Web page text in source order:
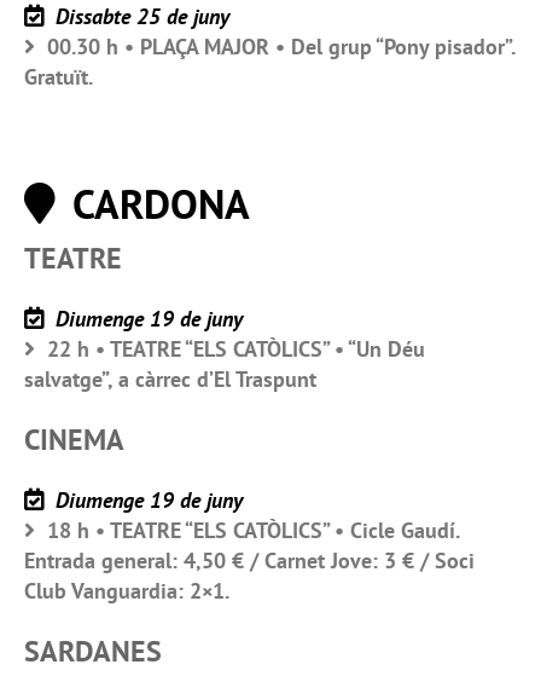
Dissabte 25 de juny
00.30 h • PLAÇA MAJOR • Del grup “Pony pisador”.
Gratuït.
CARDONA
TEATRE
Diumenge 19 de juny
22 h • TEATRE “ELS CATÒLICS” • “Un Déu
salvatge”, a càrrec d’El Traspunt
CINEMA
Diumenge 19 de juny
18 h • TEATRE “ELS CATÒLICS” • Cicle Gaudí.
Entrada general: 4,50 € / Carnet Jove: 3 € / Soci
Club Vanguardia: 2×1.
SARDANES